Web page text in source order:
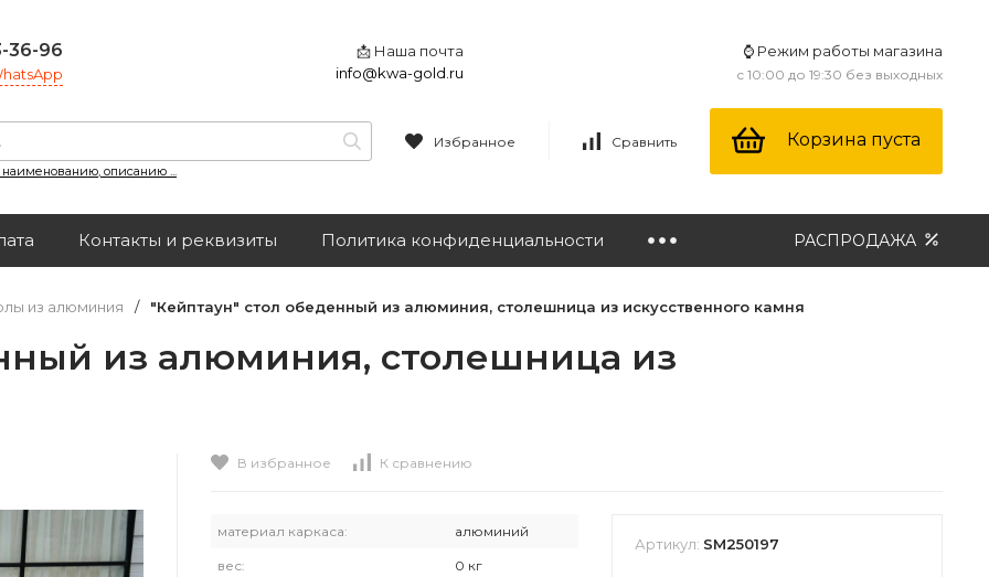
36-96
📩 Наша почта
info@kwa-gold.ru
⌚ Режим работы магазина
с 10:00 до 19:30 без выходных
наименованию, описанию ...
Избранное Сравнить Корзина пуста
Контакты и реквизиты Политика конфиденциальности РАСПРОДАЖА
из алюминия / "Кейптаун" стол обеденный из алюминия, столешница из искусственного камня
из алюминия, столешница из
В избранное К сравнению
материал каркаса: алюминий
вес: 0 кг
Артикул: SM250197